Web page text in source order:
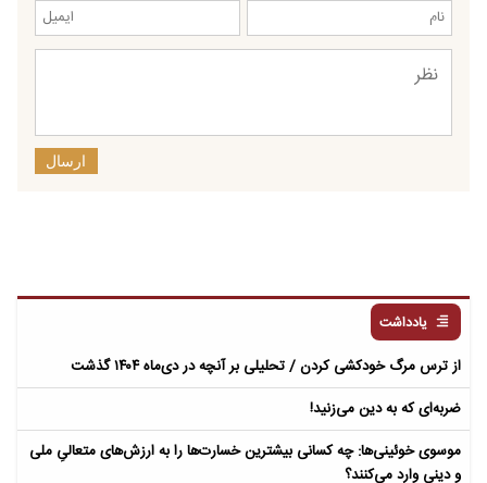
ارسال
یادداشت
از ترس مرگ خودکشی کردن / تحلیلی بر آنچه در دی‌ماه ۱۴۰۴ گذشت
ضربه‌ای که به دین می‌زنید!
موسوی خوئینی‌ها: چه کسانی بیشترین خسارت‌ها را به ارزش‌های متعالیِ ملی
و دینی وارد می‌کنند؟